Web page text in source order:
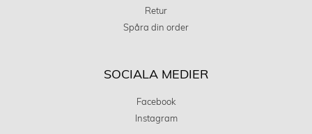
Retur
Spåra din order
SOCIALA MEDIER
Facebook
Instagram